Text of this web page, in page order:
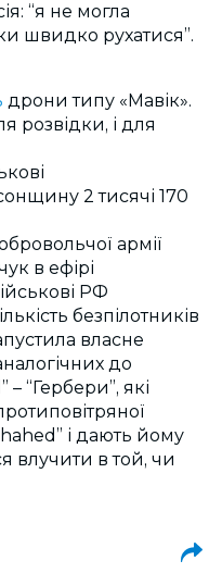
“я не могла
швидко рухатися”.
дрони типу «Мавік».
розвідки, і для
2 тисячі 170
армії
в ефірі
РФ
безпілотників
власне
до
– “Гербери”, які
і дають йому
влучити в той, чи